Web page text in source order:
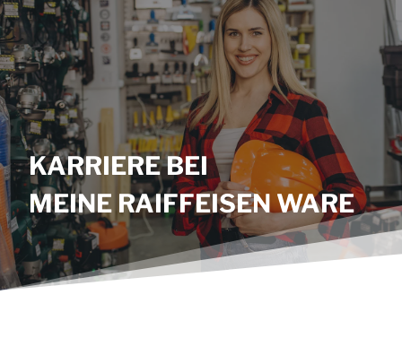
KARRIERE BEI
MEINE RAIFFEISEN WARE